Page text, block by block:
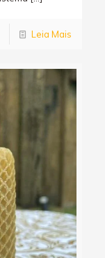
Leia Mais